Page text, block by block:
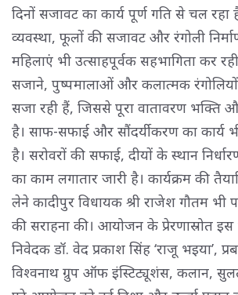
दिनों सजावट का कार्य पूर्ण गति से चल रहा
व्यवस्था, फूलों की सजावट और रंगोली
महिलाएं भी उत्साहपूर्वक सहभागिता कर
सजाने, पुष्पमालाओं और कलात्मक
सजा रही हैं, जिससे पूरा वातावरण भक्ति
है। साफ-सफाई और सौंदर्यीकरण का कार्य
है। सरोवरों की सफाई, दीयों के स्थान
का काम लगातार जारी है। कार्यक्रम की
लेने कादीपुर विधायक श्री राजेश गौतम भी
की सराहना की। आयोजन के प्रेरणास्रोत
निवेदक डॉ. वेद प्रकाश सिंह ‘राजू भइया’,
विश्वनाथ ग्रुप ऑफ इंस्टिट्यूशंस, कलान,